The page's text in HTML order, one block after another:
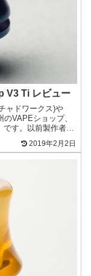
V3 Ti レビュー
ャドワークス)や
VAPEショップ、
す。以前製作者の
2019年2月2日